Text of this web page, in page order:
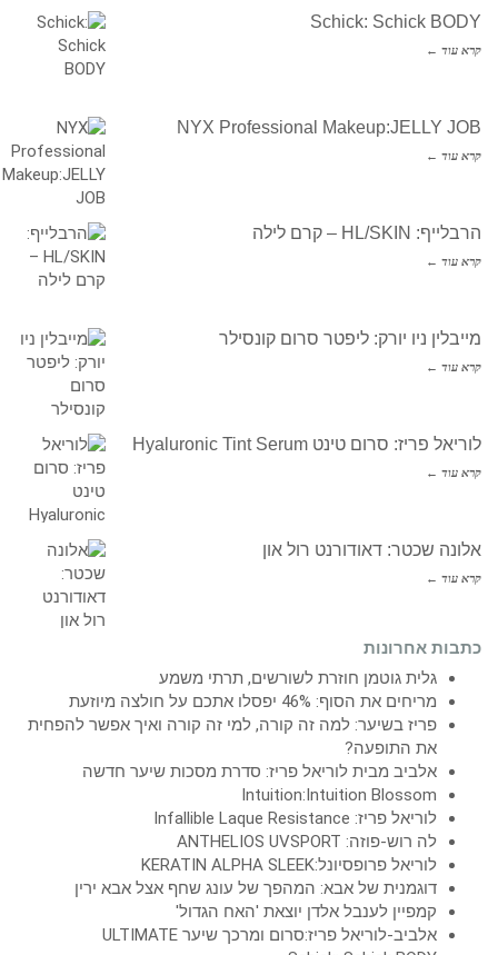
Schick: Schick BODY
קרא עוד ←
NYX Professional Makeup:JELLY JOB
קרא עוד ←
הרבלייף: HL/SKIN – קרם לילה
קרא עוד ←
מייבלין ניו יורק: ליפטר סרום קונסילר
קרא עוד ←
לוריאל פריז: סרום טינט Hyaluronic Tint Serum
קרא עוד ←
אלונה שכטר: דאודורנט רול און
קרא עוד ←
כתבות אחרונות
גלית גוטמן חוזרת לשורשים, תרתי משמע
מריחים את הסוף: 46% יפסלו אתכם על חולצה מיוזעת
פריז בשיער: למה זה קורה, למי זה קורה ואיך אפשר להפחית
את התופעה?
אלביב מבית לוריאל פריז: סדרת מסכות שיער חדשה
Intuition:Intuition Blossom
לוריאל פריז: Infallible Laque Resistance
לה רוש-פוזה: ANTHELIOS UVSPORT
לוריאל פרופסיונל:KERATIN ALPHA SLEEK
דוגמנית של אבא: המהפך של עונג שחף אצל אבא ירין
קמפיין לענבל אלדן יוצאת 'האח הגדול'
אלביב-לוריאל פריז:סרום ומרכך שיער ULTIMATE